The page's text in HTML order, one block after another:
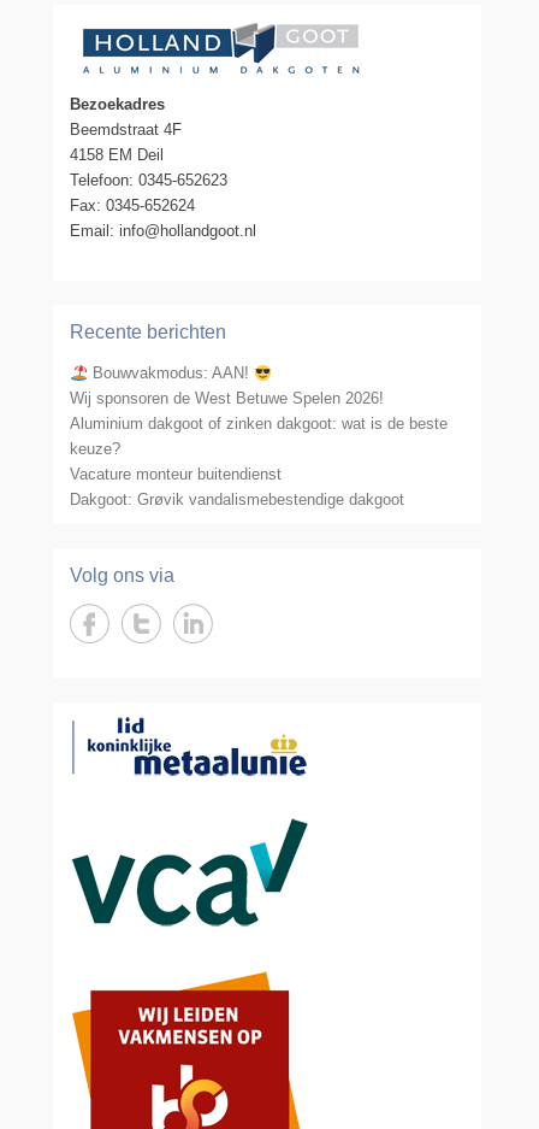
Bezoekadres
Beemdstraat 4F
4158 EM Deil
Telefoon: 0345-652623
Fax: 0345-652624
Email: info@hollandgoot.nl
Recente berichten
Bouwvakmodus: AAN!
Wij sponsoren de West Betuwe Spelen 2026!
Aluminium dakgoot of zinken dakgoot: wat is de beste
keuze?
Vacature monteur buitendienst
Dakgoot: Grøvik vandalismebestendige dakgoot
Volg ons via